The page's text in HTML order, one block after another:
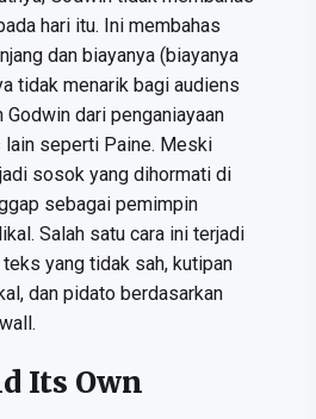
hari itu. Ini membahas
dan biayanya (biayanya
tidak menarik bagi audiens
dari penganiayaan
seperti Paine. Meski
sosok yang dihormati di
sebagai pemimpin
Salah satu cara ini terjadi
yang tidak sah, kutipan
dan pidato berdasarkan
Its Own